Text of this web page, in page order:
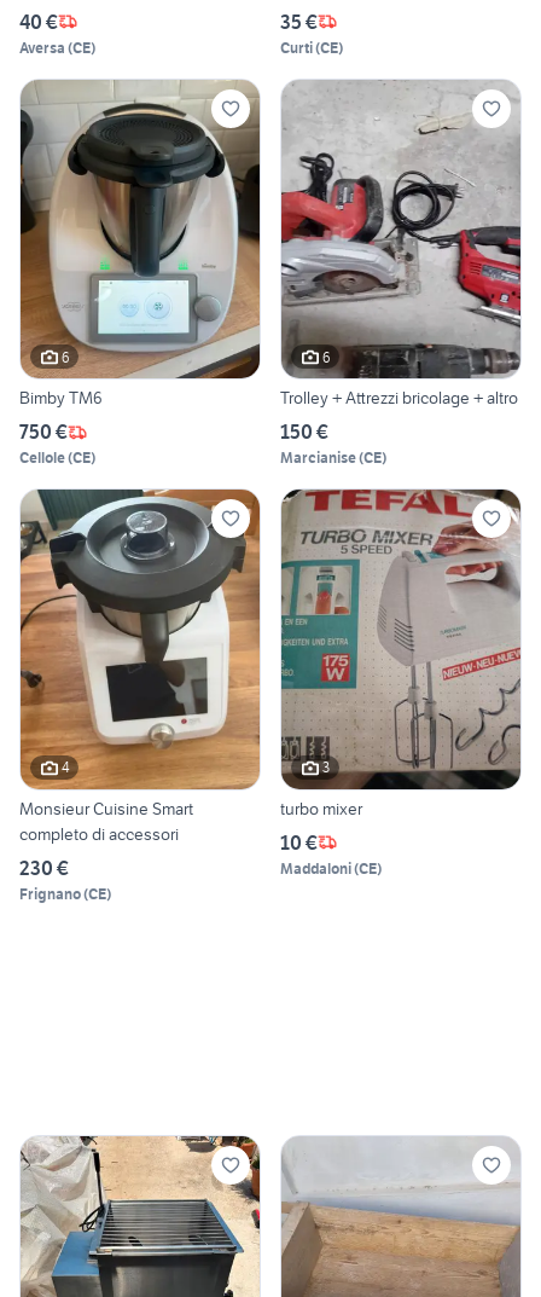
40 €
Aversa (CE)
35 €
Curti(CE)
6
Bimby TM6
750 €
Cellole(CE)
6
Trolley + Attrezzi bricolage + altro
150 €
Marcianise(CE)
4
Monsieur Cuisine Smart
completo di accessori
230 €
Frignano(CE)
3
turbo mixer
10 €
Maddaloni(CE)